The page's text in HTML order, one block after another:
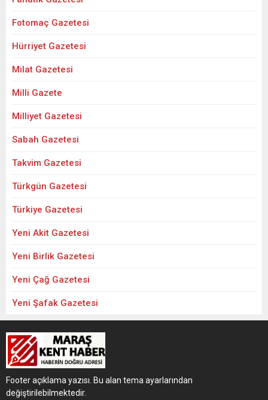
Fotomaç Gazetesi
Hürriyet Gazetesi
Milat Gazetesi
Milli Gazete
Milliyet Gazetesi
Sabah Gazetesi
Takvim Gazetesi
Türkgün Gazetesi
Türkiye Gazetesi
Yeni Akit Gazetesi
Yeni Birlik Gazetesi
Yeni Çağ Gazetesi
Yeni Şafak Gazetesi
Footer açıklama yazısı. Bu alan tema ayarlarından
değiştirilebilmektedir.